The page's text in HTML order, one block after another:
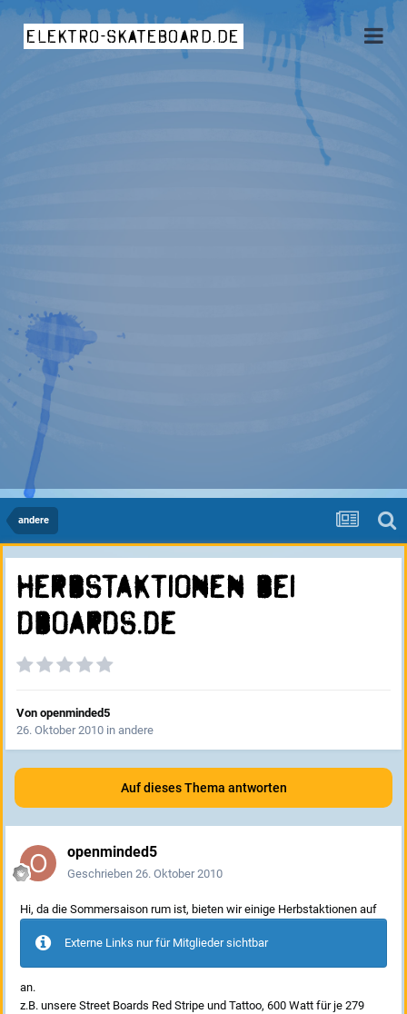
elektro-skateboard.de
andere
Herbstaktionen bei
dboards.de
Von openminded5
26. Oktober 2010 in andere
Auf dieses Thema antworten
openminded5
Geschrieben 26. Oktober 2010
Hi, da die Sommersaison rum ist, bieten wir einige Herbstaktionen auf
Externe Links nur für Mitglieder sichtbar
an.
z.B. unsere Street Boards Red Stripe und Tattoo, 600 Watt für je 279